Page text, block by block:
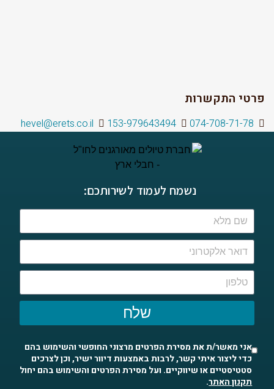
פרטי התקשרות
074-708-71-78
153-979643494
hevel@erets.co.il
נשמח לעמוד לשירותכם:
שלח
אני מאשר/ת את מסירת הפרטים מרצוני החופשי והשימוש בהם
כדי ליצור איתי קשר, לרבות באמצעות דיוור ישיר, וכן לצרכים
סטטיסטיים או שיווקיים. ועל מסירת הפרטים והשימוש בהם יחול
תקנון האתר.